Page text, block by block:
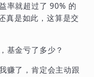
率就超过了 90% 的
真是如此，这算是交
基金亏了多少？
赚了，肯定会主动跟